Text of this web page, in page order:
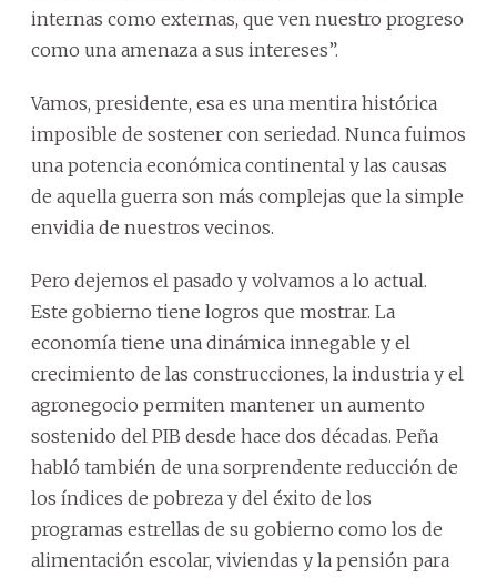
internas como externas, que ven nuestro progreso
como una amenaza a sus intereses”.
Vamos, presidente, esa es una mentira histórica
imposible de sostener con seriedad. Nunca fuimos
una potencia económica continental y las causas
de aquella guerra son más complejas que la simple
envidia de nuestros vecinos.
Pero dejemos el pasado y volvamos a lo actual.
Este gobierno tiene logros que mostrar. La
economía tiene una dinámica innegable y el
crecimiento de las construcciones, la industria y el
agronegocio permiten mantener un aumento
sostenido del PIB desde hace dos décadas. Peña
habló también de una sorprendente reducción de
los índices de pobreza y del éxito de los
programas estrellas de su gobierno como los de
alimentación escolar, viviendas y la pensión para